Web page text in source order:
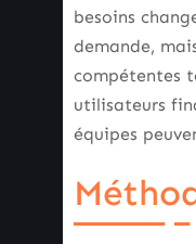
besoins
demande,
compétentes
utilisateurs
équipes